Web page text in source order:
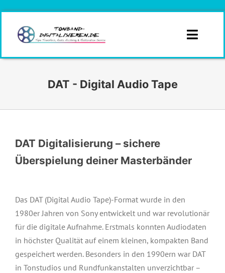
springen
Toggle
Angebotsanfrage
Angebot
DAT - Digital Audio Tape
DAT Digitalisierung – sichere
Überspielung deiner Masterbänder
Das DAT (Digital Audio Tape)-Format wurde in den
1980er Jahren von Sony entwickelt und war revolutionär
für die digitale Aufnahme. Erstmals konnten Audiodaten
in höchster Qualität auf einem kleinen, kompakten Band
gespeichert werden. Besonders in den 1990ern war DAT
in Tonstudios und Rundfunkanstalten unverzichtbar –